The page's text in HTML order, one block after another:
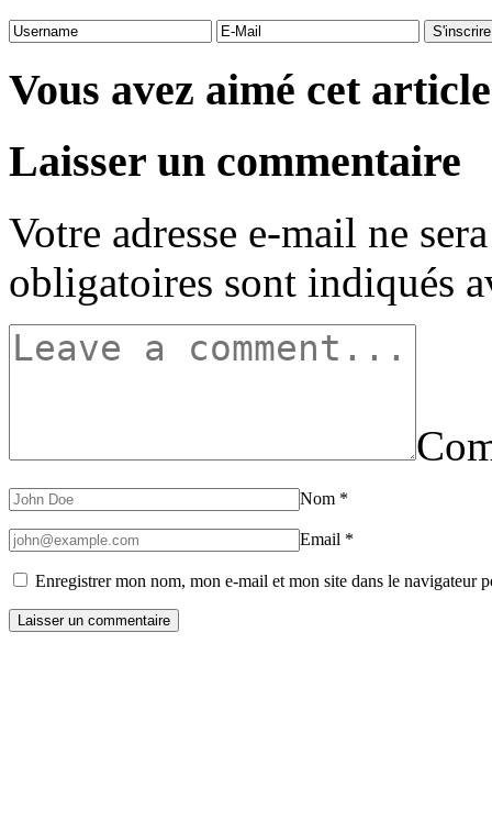
Vous avez aimé cet
Laisser un commentaire
Votre adresse e-mail ne
obligatoires sont indiqués
Nom *
Email *
Enregistrer mon nom, mon e-mail et mon site dans le navigateur